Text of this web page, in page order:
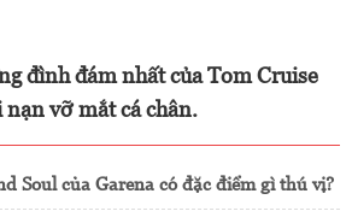
đình đám nhất của Tom Cruise
vỡ mắt cá chân.
Soul của Garena có đặc điểm gì thú vị?